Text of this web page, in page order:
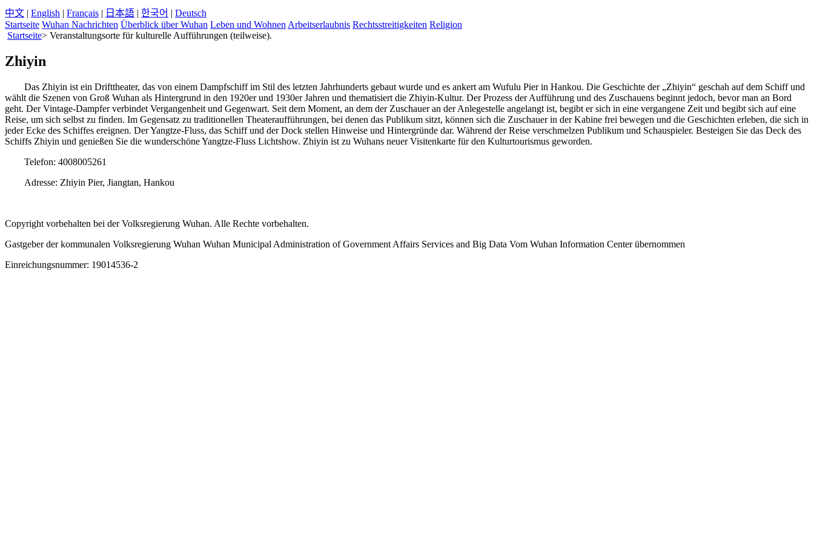
中文 | English | Français | 日本語 | 한국어 | Deutsch
Startseite Wuhan Nachrichten Überblick über Wuhan Leben und Wohnen Arbeitserlaubnis Rechtsstreitigkeiten Religion
Startseite> Veranstaltungsorte für kulturelle Aufführungen (teilweise).
Zhiyin
Das Zhiyin ist ein Drifttheater, das von einem Dampfschiff im Stil des letzten Jahrhunderts gebaut wurde und es ankert am Wufulu Pier in Hankou. Die Geschichte der „Zhiyin“ geschah auf dem Schiff und
wählt die Szenen von Groß Wuhan als Hintergrund in den 1920er und 1930er Jahren und thematisiert die Zhiyin-Kultur. Der Prozess der Aufführung und des Zuschauens beginnt jedoch, bevor man an Bord
geht. Der Vintage-Dampfer verbindet Vergangenheit und Gegenwart. Seit dem Moment, an dem der Zuschauer an der Anlegestelle angelangt ist, begibt er sich in eine vergangene Zeit und begibt sich auf eine
Reise, um sich selbst zu finden. Im Gegensatz zu traditionellen Theateraufführungen, bei denen das Publikum sitzt, können sich die Zuschauer in der Kabine frei bewegen und die Geschichten erleben, die sich in
jeder Ecke des Schiffes ereignen. Der Yangtze-Fluss, das Schiff und der Dock stellen Hinweise und Hintergründe dar. Während der Reise verschmelzen Publikum und Schauspieler. Besteigen Sie das Deck des
Schiffs Zhiyin und genießen Sie die wunderschöne Yangtze-Fluss Lichtshow. Zhiyin ist zu Wuhans neuer Visitenkarte für den Kulturtourismus geworden.
Telefon: 4008005261
Adresse: Zhiyin Pier, Jiangtan, Hankou
Copyright vorbehalten bei der Volksregierung Wuhan. Alle Rechte vorbehalten.
Gastgeber der kommunalen Volksregierung Wuhan Wuhan Municipal Administration of Government Affairs Services and Big Data Vom Wuhan Information Center übernommen
Einreichungsnummer: 19014536-2